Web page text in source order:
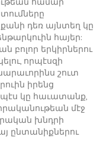
դեռ այնտեղ կը
հայեր:
բոլոր երկիրներու
որպէսզի
շուտ
իրենց
կը հաւատանք,
մէջ
խնդրի
ընտանիքներու